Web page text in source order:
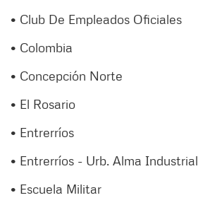
• Club De Empleados Oficiales
• Colombia
• Concepción Norte
• El Rosario
• Entrerríos
• Entrerríos - Urb. Alma Industrial
• Escuela Militar